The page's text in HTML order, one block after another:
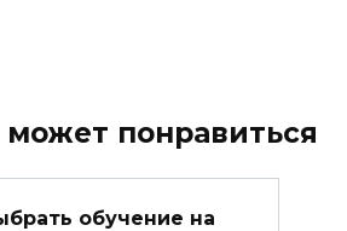
понравиться
обучение на